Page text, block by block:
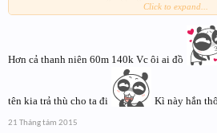
Bonus cái ảnh đe dọa
Click to expand...
Hơn cả thanh niên 60m 140k Vc ôi ai đồ
tên kia trả thù cho ta đi Kì này hắn
21 Tháng tám 2015